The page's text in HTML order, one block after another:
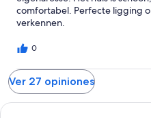
comfortabel. Perfecte ligging
verkennen.
0
Ver 27 opiniones